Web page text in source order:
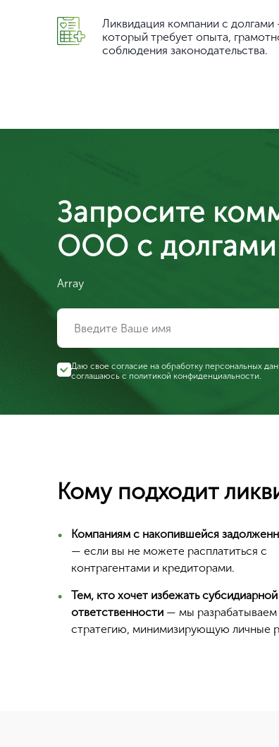
Ликвидация компании с
который требует опыта,
соблюдения законодательства.
Запросите
ООО с
Array
Даю свое согласие на обработку персональных
соглашаюсь с политикой конфиденциальности.
Кому подходит
Компаниям с накопившейся
— если вы не можете расплатиться с
контрагентами и кредиторами.
Тем, кто хочет избежать субсидиарной
ответственности — мы разрабатываем
стратегию, минимизирующую личные